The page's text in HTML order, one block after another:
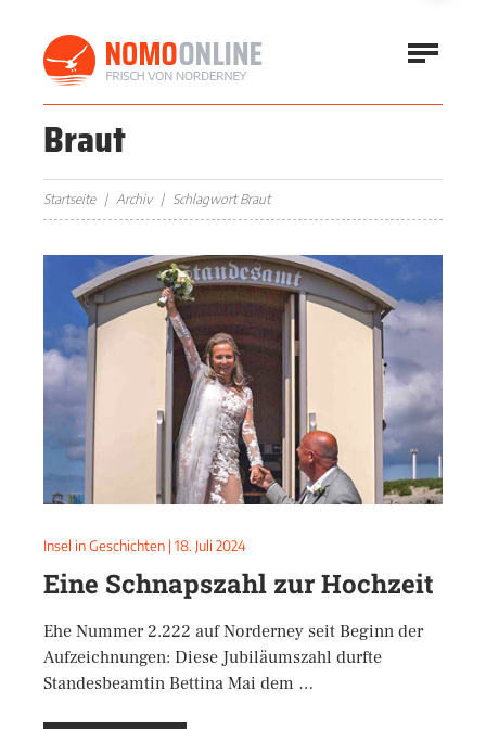
Braut
Startseite Archiv Schlagwort Braut
Insel in Geschichten | 18. Juli 2024
Eine Schnapszahl zur Hochzeit
Ehe Nummer 2.222 auf Norderney seit Beginn der
Aufzeichnungen: Diese Jubiläumszahl durfte
Standesbeamtin Bettina Mai dem …